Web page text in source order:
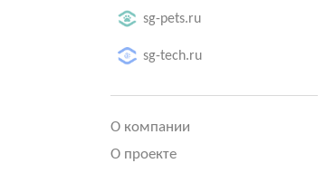
sg-pets.ru
sg-tech.ru
О компании
О проекте